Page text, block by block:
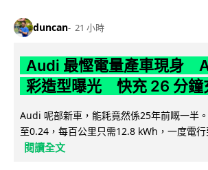
duncan 21 小時
Audi 最慳電量產車現身
彩造型曝光 快充 26 分鐘
Audi 呢部新車，能耗竟然係25年前嘅一半
至0.24，每百公里只需12.8 kWh，一度電
閱讀全文